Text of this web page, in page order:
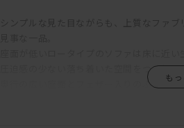
圧迫感の少ない落ち着いた空間をつくりだ
奥行の広い座面とフェザー入りのふっく